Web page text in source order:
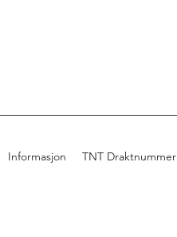
Informasjon TNT Draktnummer